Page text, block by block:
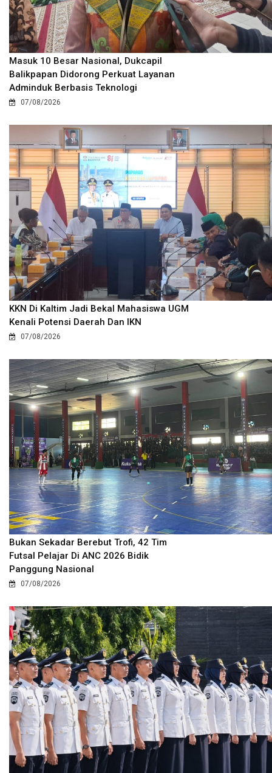
Masuk 10 Besar Nasional, Dukcapil
Balikpapan Didorong Perkuat Layanan
Adminduk Berbasis Teknologi
07/08/2026
KKN Di Kaltim Jadi Bekal Mahasiswa UGM
Kenali Potensi Daerah Dan IKN
07/08/2026
Bukan Sekadar Berebut Trofi, 42 Tim
Futsal Pelajar Di ANC 2026 Bidik
Panggung Nasional
07/08/2026